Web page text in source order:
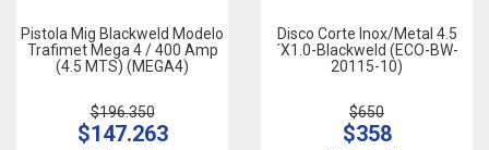
Pistola Mig Blackweld Modelo
Trafimet Mega 4 / 400 Amp
(4.5 MTS) (MEGA4)
$196.350
$147.263
Disco Corte Inox/Metal 4.5
´x1.0-Blackweld (ECO-BW-
20115-10)
$650
$358